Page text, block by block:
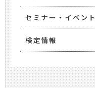
セミナー・イベント
検定情報